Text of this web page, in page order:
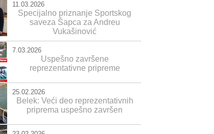
11.03.2026
Specijalno priznanje Sportskog
saveza Šapca za Andreu
Vukašinović
7.03.2026
Uspešno završene
reprezentativne pripreme
25.02.2026
Belek: Veći deo reprezentativnih
priprema uspešno završen